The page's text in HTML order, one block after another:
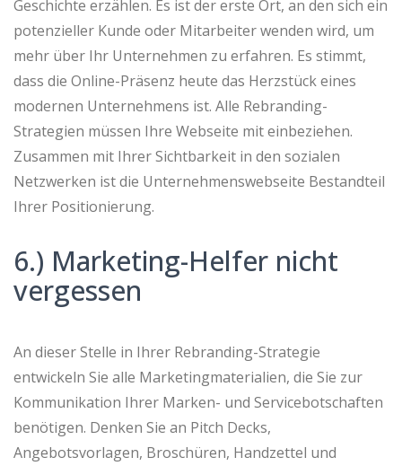
Geschichte erzählen. Es ist der erste Ort, an den sich ein
potenzieller Kunde oder Mitarbeiter wenden wird, um
mehr über Ihr Unternehmen zu erfahren. Es stimmt,
dass die Online-Präsenz heute das Herzstück eines
modernen Unternehmens ist. Alle Rebranding-
Strategien müssen Ihre Webseite mit einbeziehen.
Zusammen mit Ihrer Sichtbarkeit in den sozialen
Netzwerken ist die Unternehmenswebseite Bestandteil
Ihrer Positionierung.
6.) Marketing-Helfer nicht
vergessen
An dieser Stelle in Ihrer Rebranding-Strategie
entwickeln Sie alle Marketingmaterialien, die Sie zur
Kommunikation Ihrer Marken- und Servicebotschaften
benötigen. Denken Sie an Pitch Decks,
Angebotsvorlagen, Broschüren, Handzettel und